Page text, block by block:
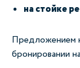
на стойке
Предложением
бронировании